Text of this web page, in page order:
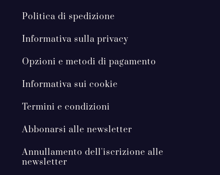
Politica di spedizione
Informativa sulla privacy
Opzioni e metodi di pagamento
Informativa sui cookie
Termini e condizioni
Abbonarsi alle newsletter
Annullamento dell'iscrizione alle
newsletter